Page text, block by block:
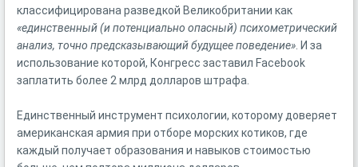
классифицирована разведкой Великобритании как
«единственный (и потенциально опасный) психометрический
анализ, точно предсказывающий будущее поведение» . И за
использование которой, Конгресс заставил Facebook
заплатить более 2 млрд долларов штрафа.
Единственный инструмент психологии, которому доверяет
американская армия при отборе морских котиков, где
каждый получает образования и навыков стоимостью